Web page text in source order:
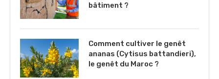
bâtiment ?
Comment cultiver le genêt
ananas (Cytisus battandieri),
le genêt du Maroc ?